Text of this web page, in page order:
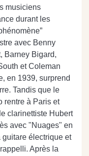
musiciens
durant les
avec Benny
Barney Bigard,
et Coleman
en 1939, surprend
Tandis que le
rentre à Paris et
clarinettiste Hubert
avec "Nuages" en
guitare électrique et
Après la